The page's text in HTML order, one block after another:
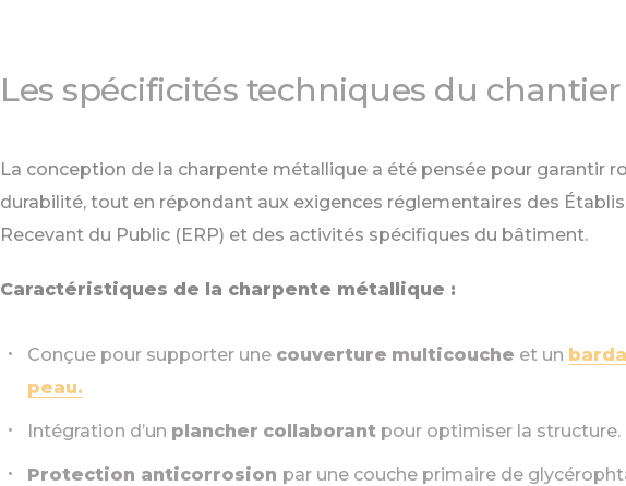
Les spécificités techniques du chantier
La conception de la charpente métallique a été pensée pour garantir
durabilité, tout en répondant aux exigences réglementaires des
Recevant du Public (ERP) et des activités spécifiques du bâtiment.
Caractéristiques de la charpente métallique :
Conçue pour supporter une couverture multicouche et un
peau.
Intégration d’un plancher collaborant pour optimiser la structure.
Protection anticorrosion par une couche primaire de